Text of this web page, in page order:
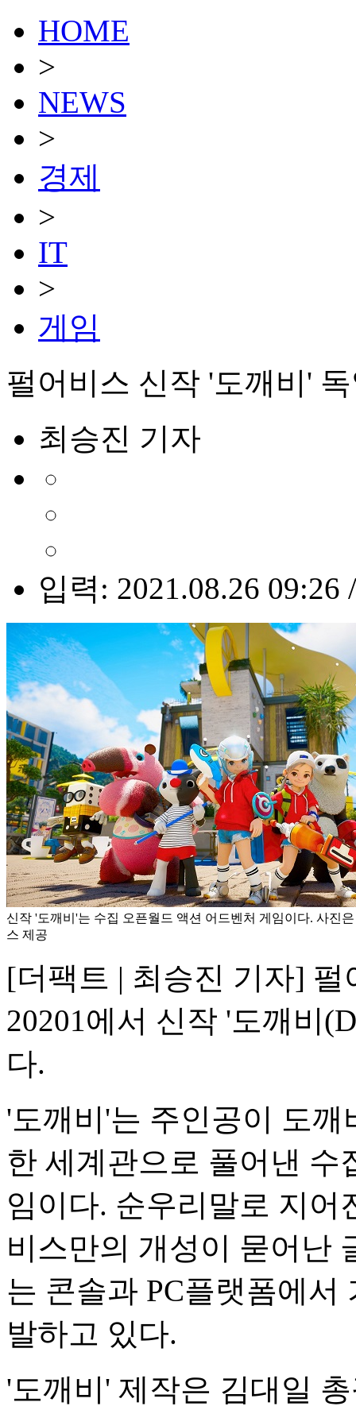
HOME
>
NEWS
>
경제
>
IT
>
게임
펄어비스 신작 '도깨비'
최승진 기자
입력: 2021.08.26 09:26
신작 '도깨비'는 수집 오픈월드 액션 어드벤처 게임이다. 사진
스 제공
[더팩트 | 최승진 기자]
20201에서 신작 '도깨비
다.
'도깨비'는 주인공이 도
한 세계관으로 풀어낸 수
임이다. 순우리말로 지어
비스만의 개성이 묻어난
는 콘솔과 PC플랫폼에
발하고 있다.
'도깨비' 제작은 김대일